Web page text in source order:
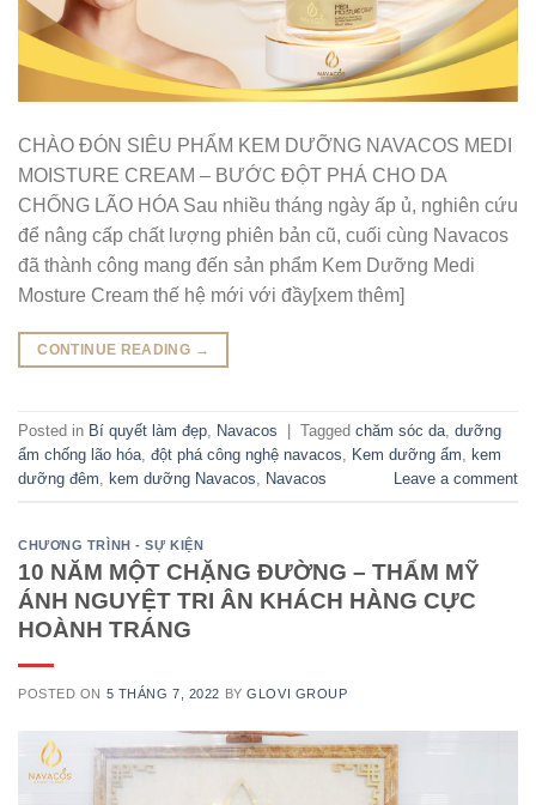
CHÀO ĐÓN SIÊU PHẨM KEM DƯỠNG NAVACOS MEDI
MOISTURE CREAM – BƯỚC ĐỘT PHÁ CHO DA
CHỐNG LÃO HÓA Sau nhiều tháng ngày ấp ủ, nghiên cứu
để nâng cấp chất lượng phiên bản cũ, cuối cùng Navacos
đã thành công mang đến sản phẩm Kem Dưỡng Medi
Mosture Cream thế hệ mới với đầy[xem thêm]
CONTINUE READING →
Posted in Bí quyết làm đẹp, Navacos Tagged chăm sóc da, dưỡng
ẩm chống lão hóa, đột phá công nghệ navacos, Kem dưỡng ẩm, kem
dưỡng đêm, kem dưỡng Navacos, Navacos Leave a comment
CHƯƠNG TRÌNH - SỰ KIỆN
10 NĂM MỘT CHẶNG ĐƯỜNG – THẨM MỸ
ÁNH NGUYỆT TRI ÂN KHÁCH HÀNG CỰC
HOÀNH TRÁNG
POSTED ON 5 THÁNG 7, 2022 BYGLOVI GROUP